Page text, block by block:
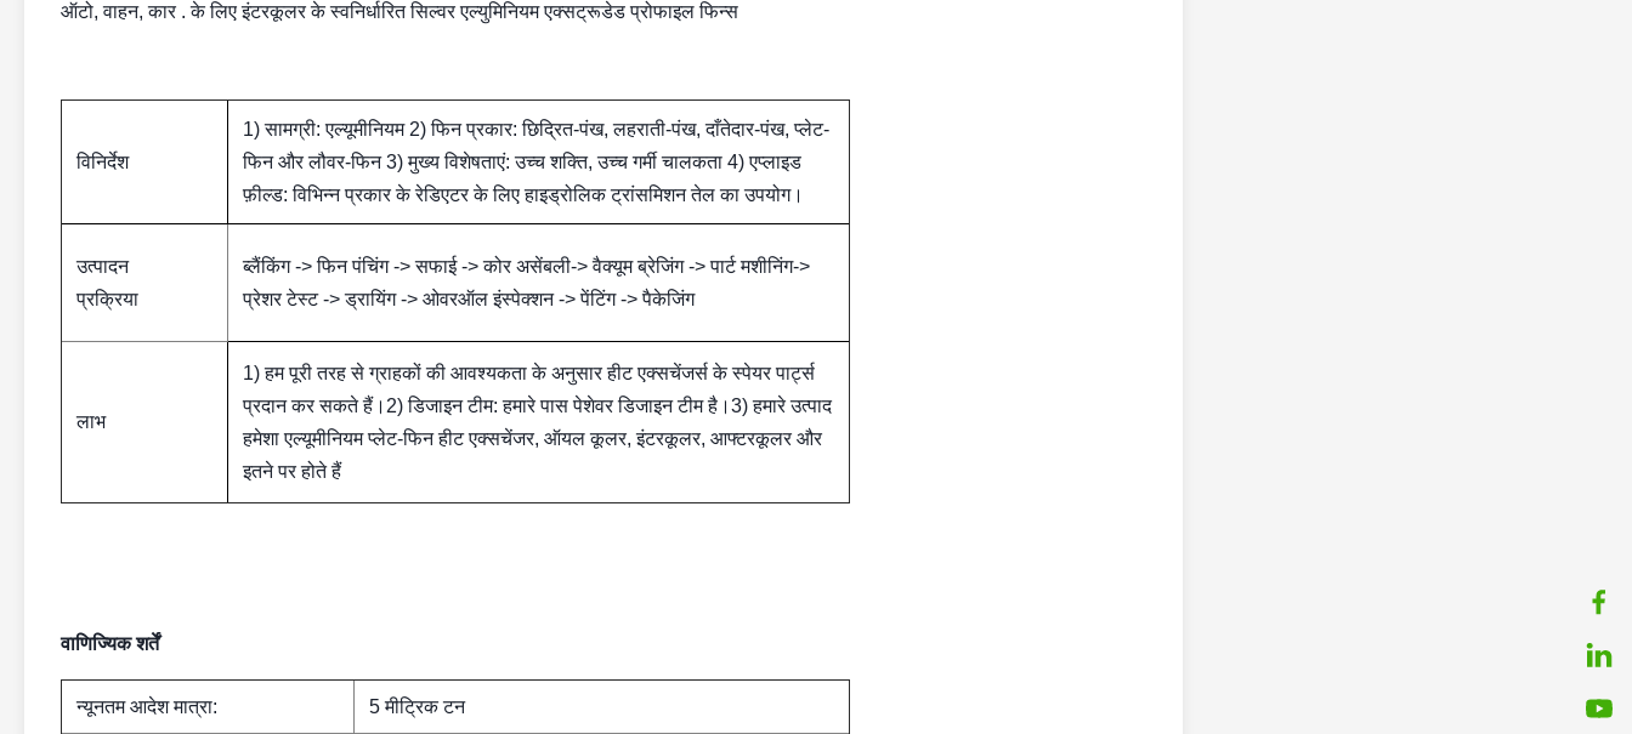
ऑटो, वाहन, कार . के लिए इंटरकूलर के स्वनिर्धारित सिल्वर एल्युमिनियम एक्सट्रूडेड प्रोफाइल फिन्स
विनिर्देश
1) सामग्री: एल्यूमीनियम 2) फिन प्रकार: छिद्रित-पंख, लहराती-पंख, दाँतेदार-पंख, प्लेट-
फिन और लौवर-फिन 3) मुख्य विशेषताएं: उच्च शक्ति, उच्च गर्मी चालकता 4) एप्लाइड
फ़ील्ड: विभिन्न प्रकार के रेडिएटर के लिए हाइड्रोलिक ट्रांसमिशन तेल का उपयोग।
उत्पादन
प्रक्रिया
ब्लैंकिंग -> फिन पंचिंग -> सफाई -> कोर असेंबली-> वैक्यूम ब्रेजिंग -> पार्ट मशीनिंग->
प्रेशर टेस्ट -> ड्रायिंग -> ओवरऑल इंस्पेक्शन -> पेंटिंग -> पैकेजिंग
लाभ
1) हम पूरी तरह से ग्राहकों की आवश्यकता के अनुसार हीट एक्सचेंजर्स के स्पेयर पार्ट्स
प्रदान कर सकते हैं।2) डिजाइन टीम: हमारे पास पेशेवर डिजाइन टीम है।3) हमारे उत्पाद
हमेशा एल्यूमीनियम प्लेट-फिन हीट एक्सचेंजर, ऑयल कूलर, इंटरकूलर, आफ्टरकूलर और
इतने पर होते हैं
वाणिज्यिक शर्तें
न्यूनतम आदेश मात्रा: 5 मीट्रिक टन